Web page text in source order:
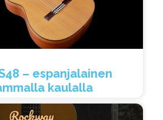
– espanjalainen
kaulalla